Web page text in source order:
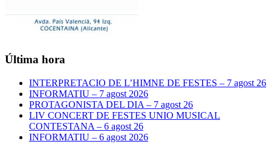
Última hora
INTERPRETACIO DE L’HIMNE DE FESTES – 7 agost 26
INFORMATIU – 7 agost 2026
PROTAGONISTA DEL DIA – 7 agost 26
LIV CONCERT DE FESTES UNIO MUSICAL
CONTESTANA – 6 agost 26
INFORMATIU – 6 agost 2026